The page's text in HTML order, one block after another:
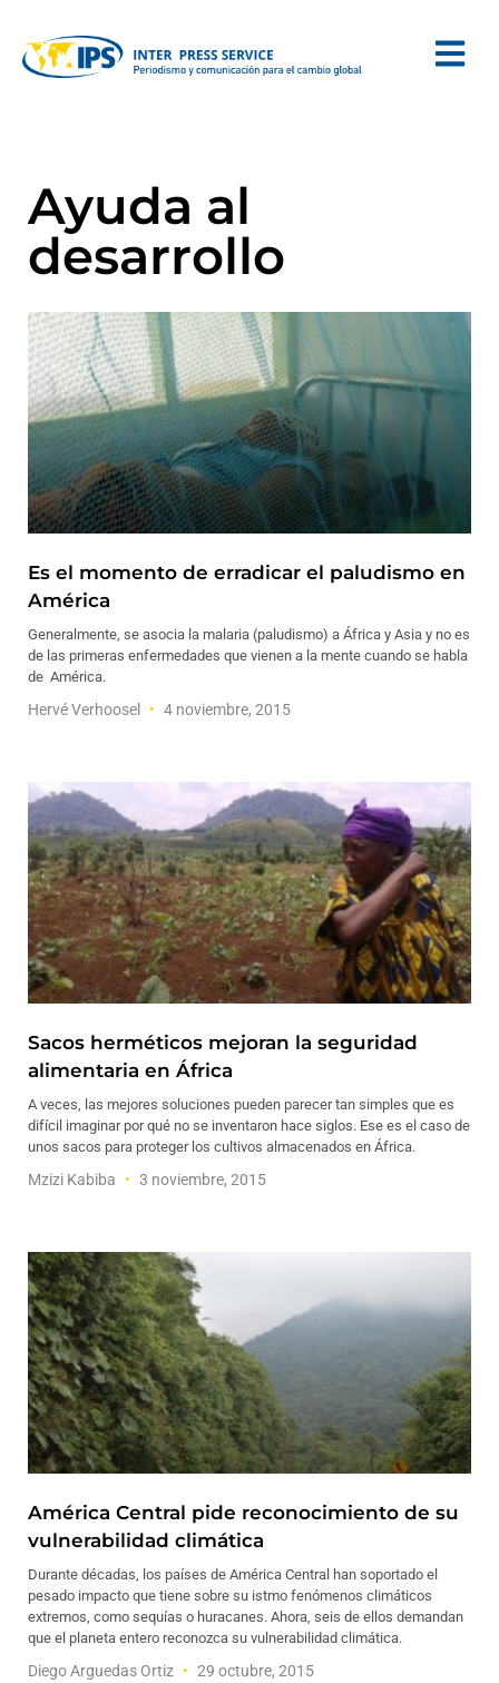
Ayuda al
desarrollo
Es el momento de erradicar el paludismo en
América
Generalmente, se asocia la malaria (paludismo) a África y Asia y no es
de las primeras enfermedades que vienen a la mente cuando se habla
de América.
Hervé Verhoosel 4 noviembre, 2015
Sacos herméticos mejoran la seguridad
alimentaria en África
A veces, las mejores soluciones pueden parecer tan simples que es
difícil imaginar por qué no se inventaron hace siglos. Ese es el caso de
unos sacos para proteger los cultivos almacenados en África.
Mzizi Kabiba 3 noviembre, 2015
América Central pide reconocimiento de su
vulnerabilidad climática
Durante décadas, los países de América Central han soportado el
pesado impacto que tiene sobre su istmo fenómenos climáticos
extremos, como sequías o huracanes. Ahora, seis de ellos demandan
que el planeta entero reconozca su vulnerabilidad climática.
Diego Arguedas Ortiz 29 octubre, 2015